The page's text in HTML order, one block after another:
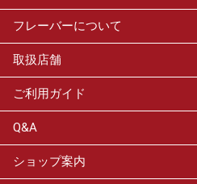
フレーバーについて
取扱店舗
ご利用ガイド
Q&A
ショップ案内